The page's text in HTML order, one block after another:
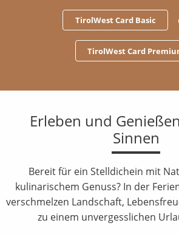
TirolWest Card Basic
TirolWest Card
Erleben und
Sinnen
Bereit für ein Stelldichein mit
kulinarischem Genuss? In der
verschmelzen Landschaft,
zu einem unvergesslichen